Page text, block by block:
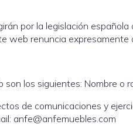
por la legislación
web renuncia
los siguientes: Nombre o
de comunicaciones y
anfe@anfemuebles.com